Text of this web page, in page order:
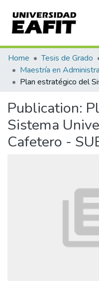
Communities & Collections
All of DSpace
Home Tesis de Grado
Publication:
Sistema
Cafetero -